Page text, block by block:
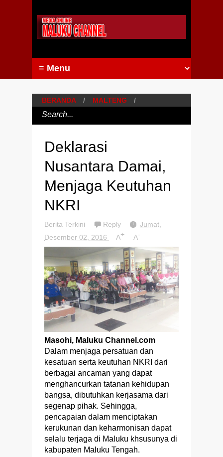
BERANDA / MALTENG /
Deklarasi
Nusantara Damai,
Menjaga Keutuhan
NKRI
Berita Terkini Reply
Jumat,
Desember 02, 2016
A+ A-
Masohi, Maluku Channel.com
Dalam menjaga persatuan dan
kesatuan serta keutuhan NKRI dari
berbagai ancaman yang dapat
menghancurkan tatanan kehidupan
bangsa, dibutuhkan kerjasama dari
segenap pihak. Sehingga,
pencapaian dalam menciptakan
kerukunan dan keharmonisan dapat
selalu terjaga di Maluku khsusunya di
kabupaten Maluku Tengah.